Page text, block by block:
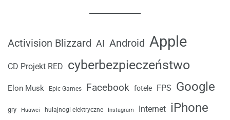
Activision Blizzard AI Android Apple
CD Projekt RED cyberbezpieczeństwo
Elon Musk Epic Games Facebook fotele FPS Google
gry Huawei hulajnogi elektryczne Instagram Internet iPhone